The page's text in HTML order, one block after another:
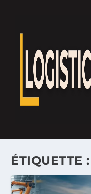
ÉTIQUETTE :